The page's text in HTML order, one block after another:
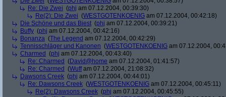
Re: Die Zwei (phj am 07.12.2004, 00:39:30)
Re(2): Die Zwei (WESTGOTENKOENIG am 07.12.2004, 00:42:18)
Die Schöne und das Biest (phj am 07.12.2004, 00:39:21)
Buffy (phj am 07.12.2004, 00:42:16)
Bonanza (The Legend am 07.12.2004, 00:42:29)
Tennisschläger und Kanonen (WESTGOTENKOENIG am 07.12.2004,
Charmed (phj am 07.12.2004, 00:43:40)
Re: Charmed (David@home am 07.12.2004, 01:41:57)
Re: Charmed (Wuffam 07.12.2004, 21:08:32)
Dawsons Creek (phj am 07.12.2004, 00:44:01)
Re: Dawsons Creek (WESTGOTENKOENIG am 07.12.2004, 00:45:11)
Re(2): Dawsons Creek (phj am 07.12.2004, 00:45:55)